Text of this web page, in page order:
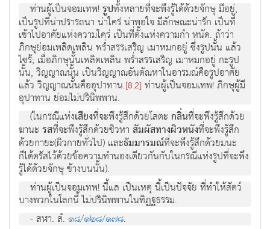
ท่านผู้เป็นจอมเทพ!รูปทั้งหลายที่จะพึงรู้ได้ด้วยจักษุ มีอยู่,
เป็นรูปที่น่าปรารถนา น่าใคร่ น่าพอใจ มีลักษณะน่ารัก เป็นที่
เข้าไปอาศัยแห่งความใคร่ เป็นที่ตั้งแห่งความกำ หนัด. ถ้าว่า
ภิกษุย่อมเพลิดเพลิน พร่ำสรรเสริญ เมาหมกอยู่ ซึ่งรูปนั้น แล้ว
ไซร้; เมื่อภิกษุนั้นเพลิดเพลิน พร่ำสรรเสริญ เมาหมกอยู่ กะรูป
นั้น, วิญญาณนั้น เป็นวิญญาณอันตัณหาในอารมณ์คือรูปอาศัย
แล้ว วิญญาณนั้นคืออุปาทาน.[8.2] ท่านผู้เป็นจอมเทพ! ภิกษุผู้มี
อุปาทาน ย่อมไม่ปรินิพพาน.
(ในกรณีแห่งเสียงที่จะพึงรู้สึกด้วยโสตะกลิ่นที่จะพึงรู้สึกด้วย
ฆานะ รสที่จะพึงรู้สึกด้วยชิวหา สัมผัสทางผิวหนังที่จะพึงรู้สึก
ด้วยกายะ(ผิวกายทั่วไป) และธัมมารมณ์ที่จะพึงรู้สึกด้วยมนะ
ก็ได้ตรัสไว้ด้วยข้อความทำนองเดียวกันกับในกรณีแห่งรูปที่จะพึง
รู้ได้ด้วยจักษุ ข้างบนนั้น).
ท่านผู้เป็นจอมเทพ! นี้แล เป็นเหตุ นี้เป็นปัจจัย ที่ทำให้สัตว์
บางพวกในโลกนี้ ไม่ปรินิพพานในทิฏฐธรรม.
- สฬา. สํ.๑๘/๑๒๘/๑๗๘.